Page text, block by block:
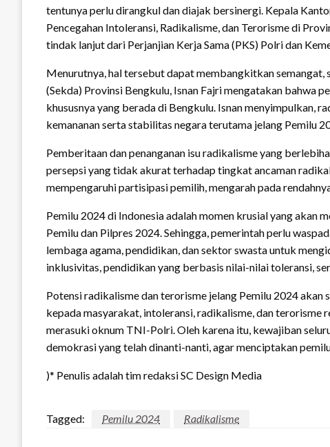
tentunya perlu dirangkul dan diajak bersinergi. Kepala
Pencegahan Intoleransi, Radikalisme, dan Terorisme di
tindak lanjut dari Perjanjian Kerja Sama (PKS) Polri dan
Menurutnya, hal tersebut dapat membangkitkan semangat,
(Sekda) Provinsi Bengkulu, Isnan Fajri mengatakan bahwa
khususnya yang berada di Bengkulu. Isnan menyimpulkan,
kemananan serta stabilitas negara terutama jelang Pemilu
Pemberitaan dan penanganan isu radikalisme yang
persepsi yang tidak akurat terhadap tingkat ancaman
mempengaruhi partisipasi pemilih, mengarah pada
Pemilu 2024 di Indonesia adalah momen krusial yang akan
Pemilu dan Pilpres 2024. Sehingga, pemerintah perlu
lembaga agama, pendidikan, dan sektor swasta untuk
inklusivitas, pendidikan yang berbasis nilai-nilai toleransi,
Potensi radikalisme dan terorisme jelang Pemilu 2024
kepada masyarakat, intoleransi, radikalisme, dan
merasuki oknum TNI-Polri. Oleh karena itu, kewajiban
demokrasi yang telah dinanti-nanti, agar menciptakan
)* Penulis adalah tim redaksi SC Design Media
Tagged: Pemilu 2024 Radikalisme